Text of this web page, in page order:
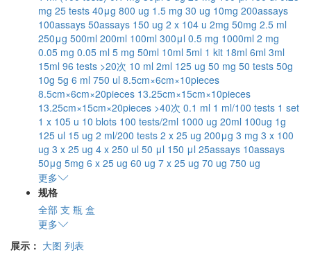
mg 25 tests 40μg 800 ug 1.5 mg 30 ug 10mg 200assays
100assays 50assays 150 ug 2 x 104 u 2mg 50mg 2.5 ml
250μg 500ml 200ml 100ml 300μl 0.5 mg 1000ml 2 mg
0.05 mg 0.05 ml 5 mg 50ml 10ml 5ml 1 kit 18ml 6ml 3ml
15ml 96 tests >20次 10 ml 2ml 125 ug 50 mg 50 tests 50g
10g 5g 6 ml 750 ul 8.5cm×6cm×10pieces
8.5cm×6cm×20pieces 13.25cm×15cm×10pieces
13.25cm×15cm×20pieces >40次 0.1 ml 1 ml/100 tests 1 set
1 x 105 u 10 blots 100 tests/2ml 1000 ug 20ml 100ug 1g
125 ul 15 ug 2 ml/200 tests 2 x 25 ug 200μg 3 mg 3 x 100
ug 3 x 25 ug 4 x 250 ul 50 μl 150 μl 25assays 10assays
50μg 5mg 6 x 25 ug 60 ug 7 x 25 ug 70 ug 750 ug
更多
规格
全部 支 瓶 盒
更多
展示： 大图 列表